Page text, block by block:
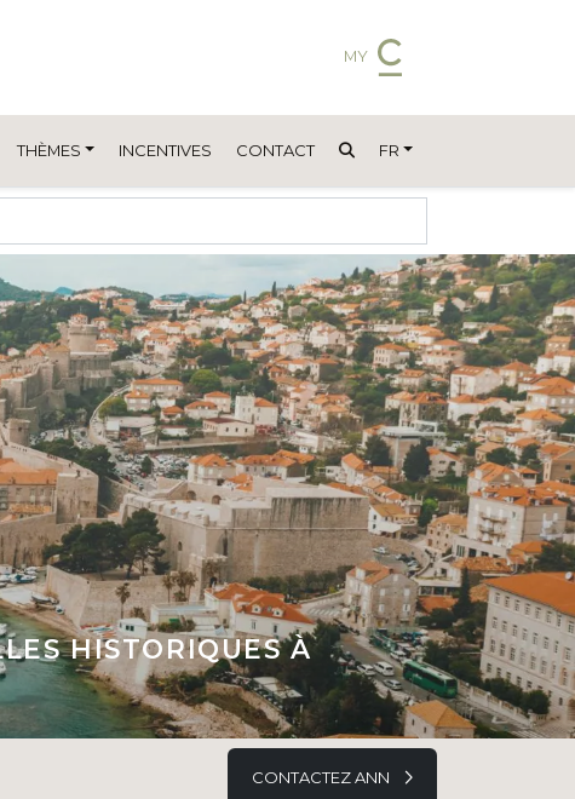
MY
THÈMES INCENTIVES CONTACT FR
HISTORIQUES À
CONTACTEZ ANN